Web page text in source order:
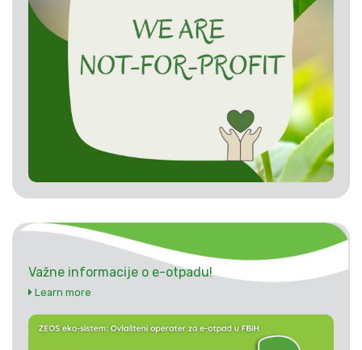
Važne informacije o e-otpadu!
Learn more